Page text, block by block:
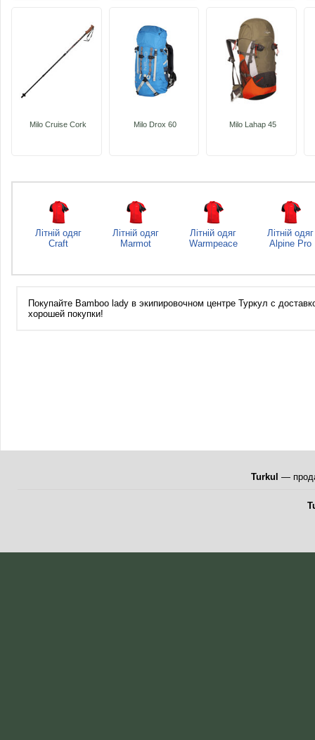
Milo Cruise Cork Milo Drox 60 Milo Lahap 45
Літній одяг
Craft
Літній одяг
Marmot
Літній одяг
Warmpeace
Літній одяг
Alpine Pro
Покупайте Bamboo lady в экипировочном центре Туркул с
хорошей покупки!
Turkul —